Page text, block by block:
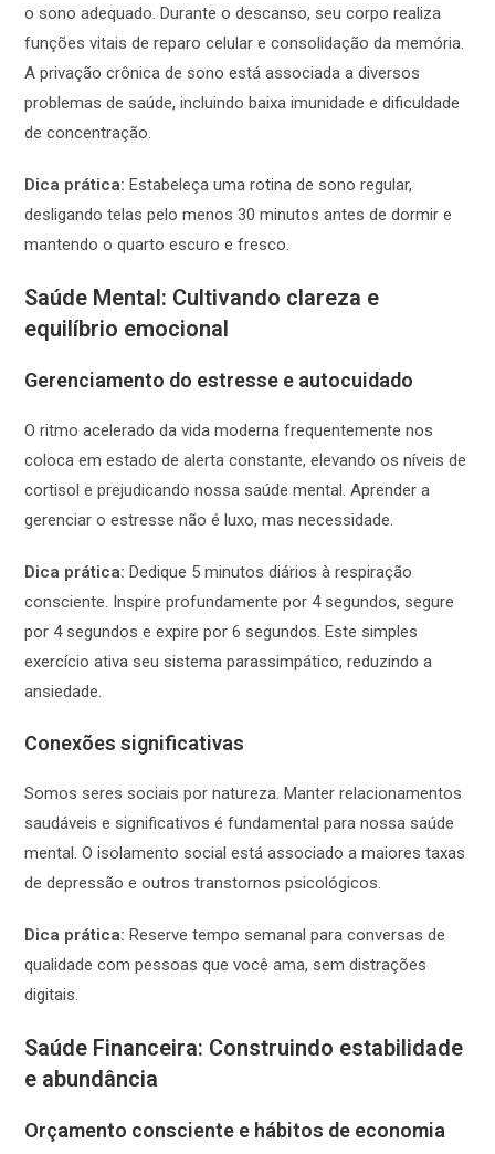
o sono adequado. Durante o descanso, seu corpo realiza
funções vitais de reparo celular e consolidação da memória.
A privação crônica de sono está associada a diversos
problemas de saúde, incluindo baixa imunidade e dificuldade
de concentração.
Dica prática: Estabeleça uma rotina de sono regular,
desligando telas pelo menos 30 minutos antes de dormir e
mantendo o quarto escuro e fresco.
Saúde Mental: Cultivando clareza e
equilíbrio emocional
Gerenciamento do estresse e autocuidado
O ritmo acelerado da vida moderna frequentemente nos
coloca em estado de alerta constante, elevando os níveis de
cortisol e prejudicando nossa saúde mental. Aprender a
gerenciar o estresse não é luxo, mas necessidade.
Dica prática: Dedique 5 minutos diários à respiração
consciente. Inspire profundamente por 4 segundos, segure
por 4 segundos e expire por 6 segundos. Este simples
exercício ativa seu sistema parassimpático, reduzindo a
ansiedade.
Conexões significativas
Somos seres sociais por natureza. Manter relacionamentos
saudáveis e significativos é fundamental para nossa saúde
mental. O isolamento social está associado a maiores taxas
de depressão e outros transtornos psicológicos.
Dica prática: Reserve tempo semanal para conversas de
qualidade com pessoas que você ama, sem distrações
digitais.
Saúde Financeira: Construindo estabilidade
e abundância
Orçamento consciente e hábitos de economia